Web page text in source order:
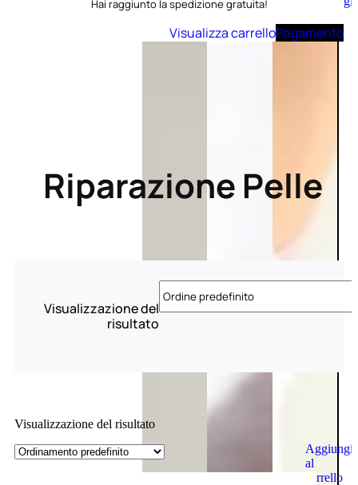
carrello
Aggiungi
al
carrello
Hai raggiunto la spedizione gratuita!
Visualizza carrelloPagamento
Riparazione Pelle
Visualizzazione del
risultato
Visualizzazione del risultato